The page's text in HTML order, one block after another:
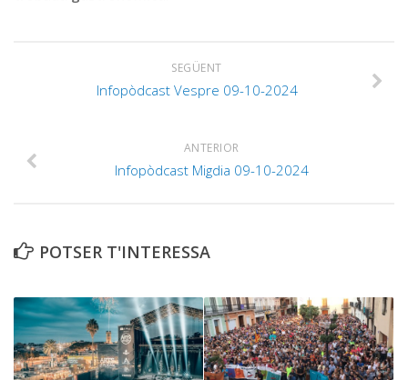
SEGÜENT
Infopòdcast Vespre 09-10-2024
ANTERIOR
Infopòdcast Migdia 09-10-2024
POTSER T'INTERESSA